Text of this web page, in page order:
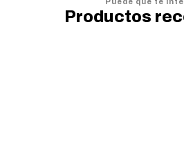
Productos